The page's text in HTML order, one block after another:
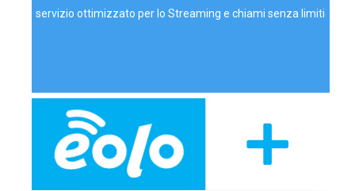
servizio ottimizzato per lo Streaming e chiami senza limiti